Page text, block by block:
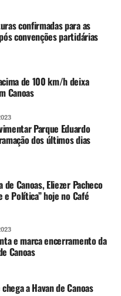
confirmadas para as
convenções partidárias
de 100 km/h deixa
Canoas
Parque Eduardo
dos últimos dias
Canoas, Eliezer Pacheco
e Política” hoje no Café
e marca encerramento da
Canoas
a Havan de Canoas